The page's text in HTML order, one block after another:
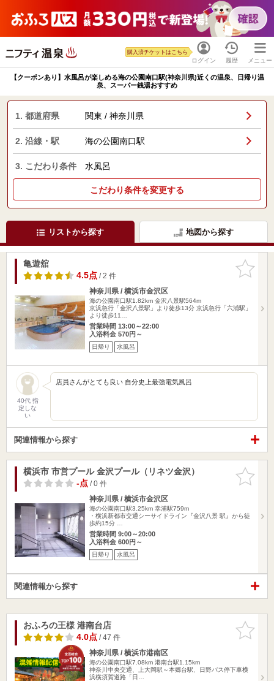
ログイン
購入済チケットはこちら
履歴 メニュー
【クーポンあり】水風呂が楽しめる海の公園南口駅(神奈川県)近くの温泉、日帰り温
泉、スーパー銭湯おすすめ
1. 都道府県 関東 / 神奈川県
2. 沿線・駅 海の公園南口駅
3. こだわり条件 水風呂
こだわり条件を変更する
リストから探す 地図から探す
お気に入
りに追加
亀遊舘
4.5点/ 2 件
神奈川県 / 横浜市金沢区
海の公園南口駅1.82km 金沢八景駅564m
京浜急行「金沢八景駅」より徒歩13分 京浜急行「六浦駅」
より徒歩11…
営業時間 13:00～22:00
入浴料金 570円～
日帰り 水風呂
40代 指
定しな
い
店員さんがとても良い 自分史上最強電気風呂
関連情報から探す
お気に入
りに追加
横浜市 市営プール 金沢プール（リネツ金沢）
-点/ 0 件
神奈川県 / 横浜市金沢区
海の公園南口駅3.25km 幸浦駅759m
・横浜新都市交通シーサイドライン『金沢八景 駅』から徒
歩約15分 …
営業時間 9:00～20:00
入浴料金 600円～
日帰り 水風呂
関連情報から探す
お気に入
りに追加
おふろの王様 港南台店
4.0点/ 47 件
神奈川県 / 横浜市港南区
海の公園南口駅7.08km 港南台駅1.15km
神奈川中央交通、上大岡駅～本郷台駅、日野バス停下車横
浜横須賀道路「日…